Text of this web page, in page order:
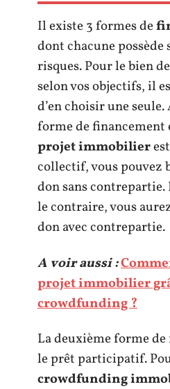
Il existe 3 formes de
dont chacune possède
risques. Pour le bien
selon vos objectifs, il
d’en choisir une
forme de financement
projet immobilier
collectif, vous pouvez
don sans contrepartie.
le contraire, vous
don avec contrepartie.
A voir aussi :
projet immobilier
crowdfunding ?
La deuxième forme
le prêt participatif.
crowdfunding